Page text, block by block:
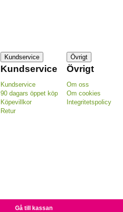
Kundservice
Kundservice
Kundservice
90 dagars öppet köp
Köpevillkor
Retur
Övrigt
Övrigt
Om oss
Om cookies
Integritetspolicy
Gå till kassan